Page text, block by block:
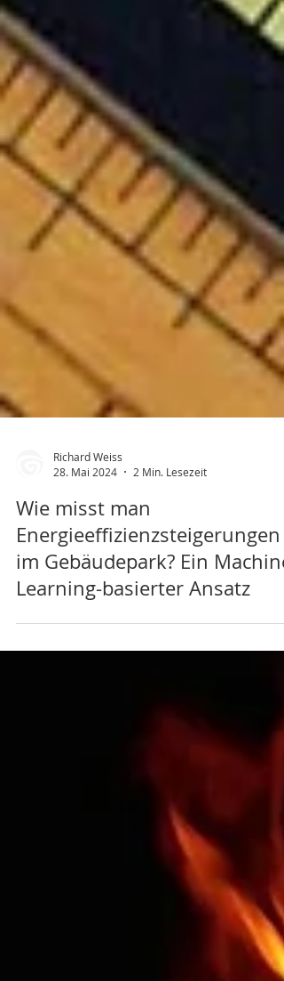
Richard Weiss
28. Mai 2024
2 Min. Lesezeit
Wie misst man
Energieeffizienzsteigerungen
im Gebäudepark? Ein Machine